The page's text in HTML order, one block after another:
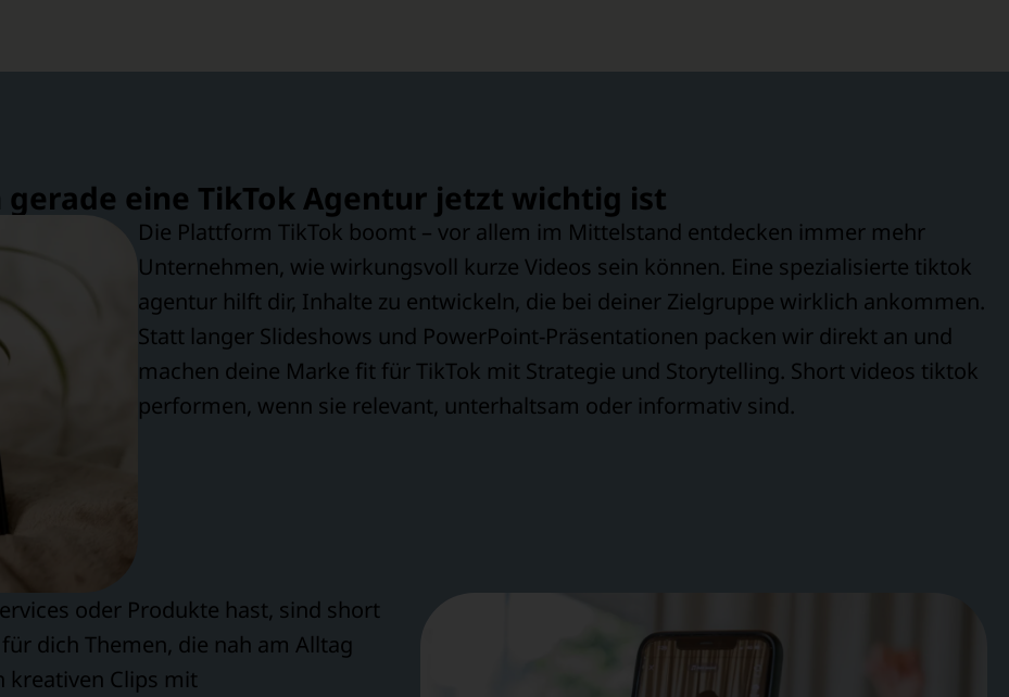
gerade eine TikTok Agentur jetzt wichtig ist
Die Plattform TikTok boomt – vor allem im Mittelstand entdecken immer mehr
Unternehmen, wie wirkungsvoll kurze Videos sein können. Eine spezialisierte tiktok
agentur hilft dir, Inhalte zu entwickeln, die bei deiner Zielgruppe wirklich ankommen.
Statt langer Slideshows und PowerPoint-Präsentationen packen wir direkt an und
machen deine Marke fit für TikTok mit Strategie und Storytelling. Short videos tiktok
performen, wenn sie relevant, unterhaltsam oder informativ sind.
oder Produkte hast, sind short
dich Themen, die nah am Alltag
kreativen Clips mit